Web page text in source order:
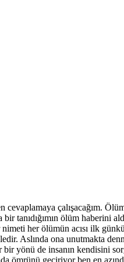
çalışacağım.
tanıdığımın ölüm haberini
her ölümün acısı ilk
Aslında ona unutmakta
yönü de insanın kendisini